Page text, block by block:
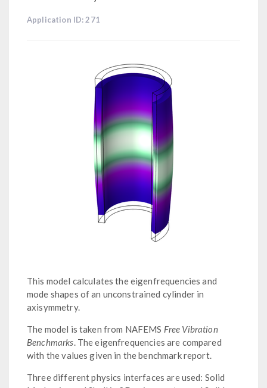
Application ID: 271
This model calculates the eigenfrequencies and
mode shapes of an unconstrained cylinder in
axisymmetry.
The model is taken from NAFEMS Free Vibration
Benchmarks. The eigenfrequencies are compared
with the values given in the benchmark report.
Three different physics interfaces are used: Solid